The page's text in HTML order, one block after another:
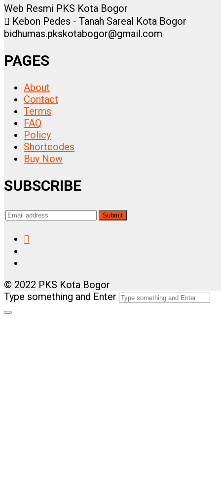
Web Resmi PKS Kota Bogor
Kebon Pedes - Tanah Sareal Kota Bogor
bidhumas.pkskotabogor@gmail.com
PAGES
About
Contact
Terms
FAQ
Policy
Shortcodes
Buy Now
SUBSCRIBE
© 2022 PKS Kota Bogor
Type something and Enter